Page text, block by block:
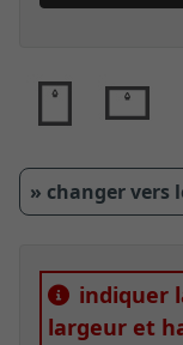
» changer vers
indiquer
largeur et